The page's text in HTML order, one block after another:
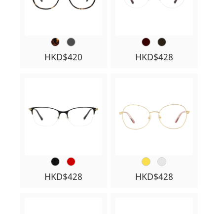
HKD$420 HKD$428
HKD$428 HKD$428